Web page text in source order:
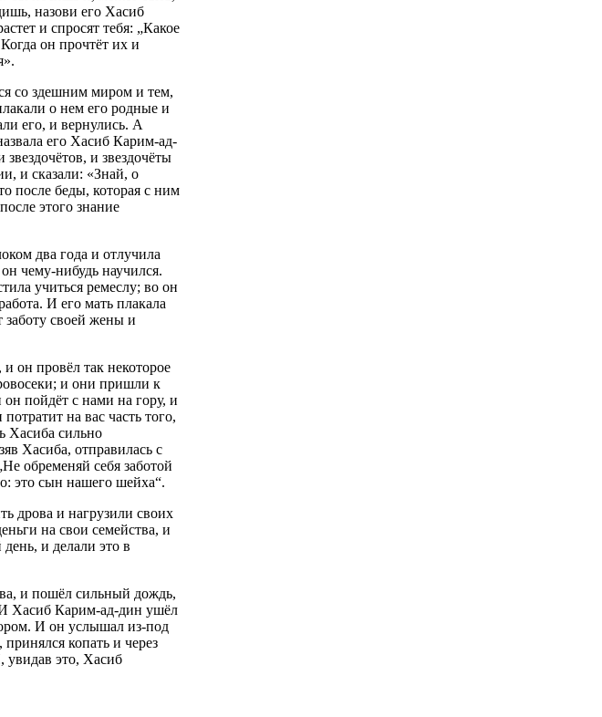
назови его Хасиб
и спросят тебя: „Какое
он прочтёт их и
со здешним миром и тем,
о нем его родные и
его, и вернулись. А
его Хасиб Карим-ад-
и звездочёты
и сказали: «Знай, о
после беды, которая с ним
этого знание
два года и отлучила
чему-нибудь научился.
учиться ремеслу; во он
И его мать плакала
заботу своей жены и
он провёл так некоторое
и они пришли к
пойдёт с нами на гору, и
на вас часть того,
Хасиба сильно
Хасиба, отправилась с
обременяй себя заботой
это сын нашего шейха“.
дрова и нагрузили своих
на свои семейства, и
и делали это в
и пошёл сильный дождь,
Хасиб Карим-ад-дин ушёл
И он услышал из-под
копать и через
увидав это, Хасиб